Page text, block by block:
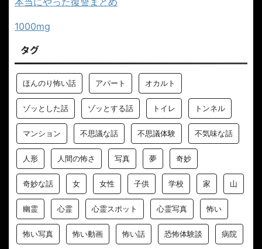
1000mg
タグ
ほんのり怖い話 アパート オカルト
ゾッとした話 ゾッとする話 トイレ トンネル
マンション 不思議な話 不思議体験 不気味な話
人形 人間の怖さ 写真 夢 奇妙
奇妙な話 女 女性 子供 学校 家 山
幽霊 心霊 心霊スポット 心霊写真 怖い
怖い写真 怖い動画 怖い話 恐怖体験談 病院